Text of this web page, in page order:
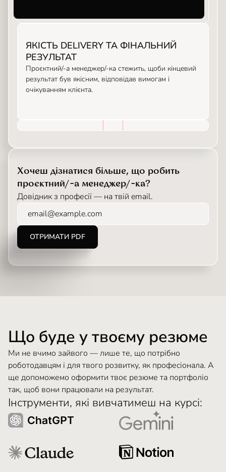
ЯКІСТЬ DELIVERY ТА ФІНАЛЬНИЙ
РЕЗУЛЬТАТ
Проєктний/-а менеджер/-ка стежить, щоби кінцевий
результат був якісним, відповідав вимогам і
очікуванням клієнта.
Хочеш дізнатися більше, що робить
проєктний/-а менеджер/-ка?
Довідник з професії — на твій email.
Що буде у твоєму резюме
Ми не вчимо зайвого — лише те, що потрібно
роботодавцям і для твого розвитку, як професіонала. А
ще допоможемо оформити твоє резюме та портфоліо
так, щоб вони працювали на результат.
Інструменти, які вивчатимеш на курсі: